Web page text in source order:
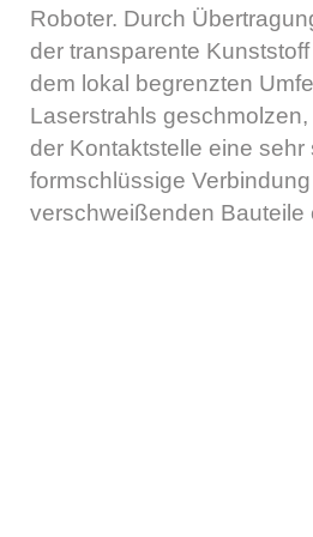
Roboter. Durch
der transparente
dem lokal begrenzten
Laserstrahls
der Kontaktstelle eine sehr
formschlüssige
verschweißenden Bauteile